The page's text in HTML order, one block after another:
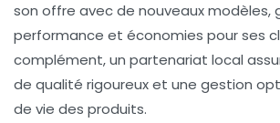
son offre avec de nouveaux modèles,
performance et économies pour ses
complément, un partenariat local
de qualité rigoureux et une gestion
de vie des produits.